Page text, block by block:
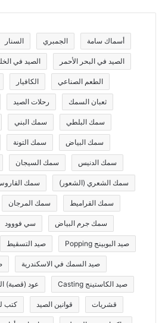
أسماك سامة الجمبري السنار
الصيد في البحر الأحمر الصيد في
الطعم الصناعي الكافيار
ثعبان السمك رحلات الصيد
سمك البلطي سمك البني
سمك البياض سمك التونة
سمك الدنيس سمك السيجان
سمك الشعري (الشعور) سمك
سمك القراميط سمك المرجان
سمك جرم البياض سي فووود
صيد البوبينج Popping صيد التسقيط
صيد السمك في الاسكندرية
صيد الكاستينج Casting عود (قصبة)
قشريات قوانين الصيد كتب